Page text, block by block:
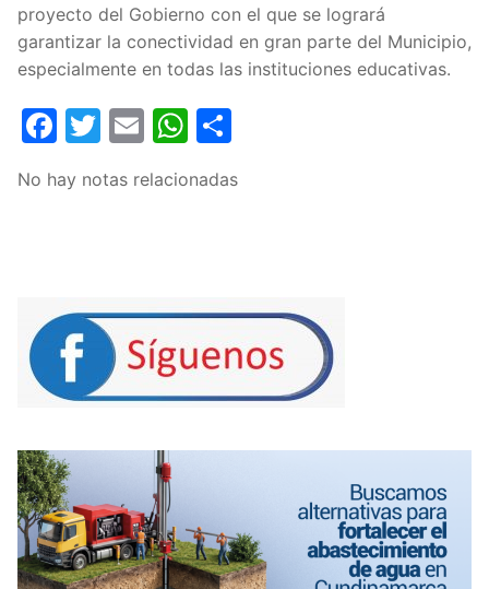
proyecto del Gobierno con el que se logrará
garantizar la conectividad en gran parte del Municipio,
especialmente en todas las instituciones educativas.
Facebook
Twitter
EmailWhatsApp
No hay notas relacionadas